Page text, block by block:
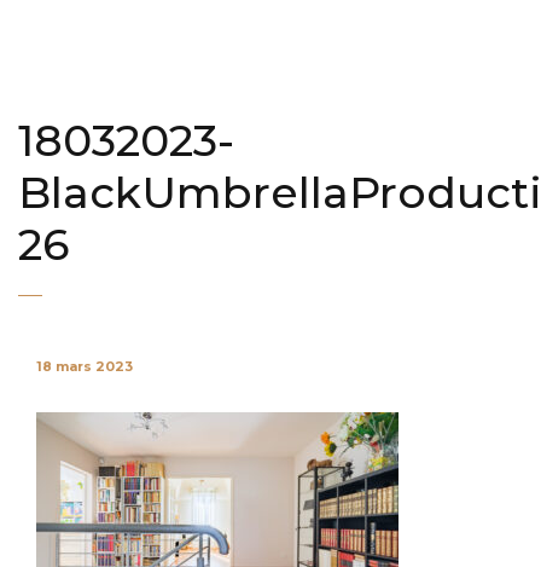
18032023-
26
18 mars 2023